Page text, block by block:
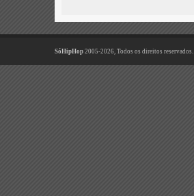
SóHipHop 2005-2026, Todos os direitos reservados.